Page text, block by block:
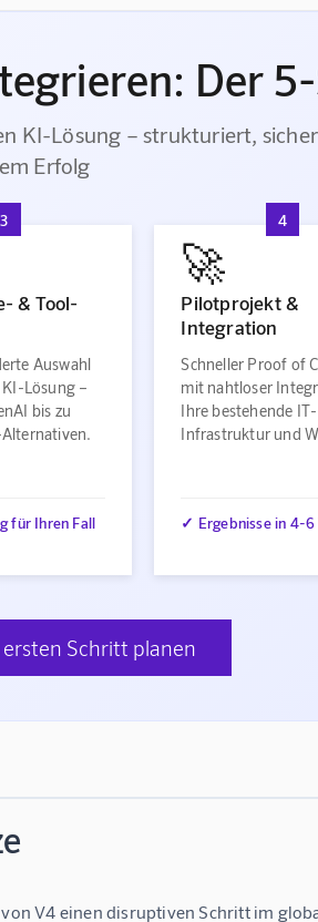
Der
KI-Lösung – strukturiert,
Erfolg
3
& Tool-
Auswahl
Lösung –
bis zu
für Ihren Fall
4
🚀
Pilotprojekt &
Integration
Schneller Proof of
mit nahtloser
Ihre bestehende IT-
Infrastruktur und
✓ Ergebnisse in 4-6
ersten Schritt planen
V4 einen disruptiven Schritt im